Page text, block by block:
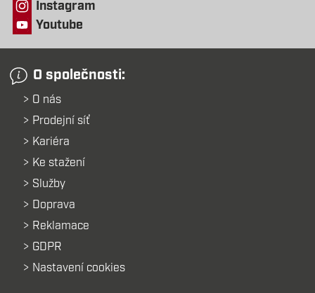
Instagram
Youtube
O společnosti:
O nás
Prodejní síť
Kariéra
Ke stažení
Služby
Doprava
Reklamace
GDPR
Nastavení cookies